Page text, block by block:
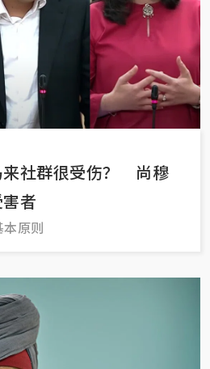
来社群很受伤？ 尚穆
者
原则